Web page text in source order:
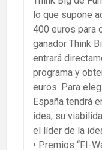
lo que supone
400 euros para
ganador Think
entrará
programa y
euros. Para
España tendrá
idea, su
el líder de la
• Premios “FI-